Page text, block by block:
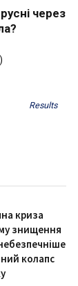
через
Results
криза
знищення
колапс